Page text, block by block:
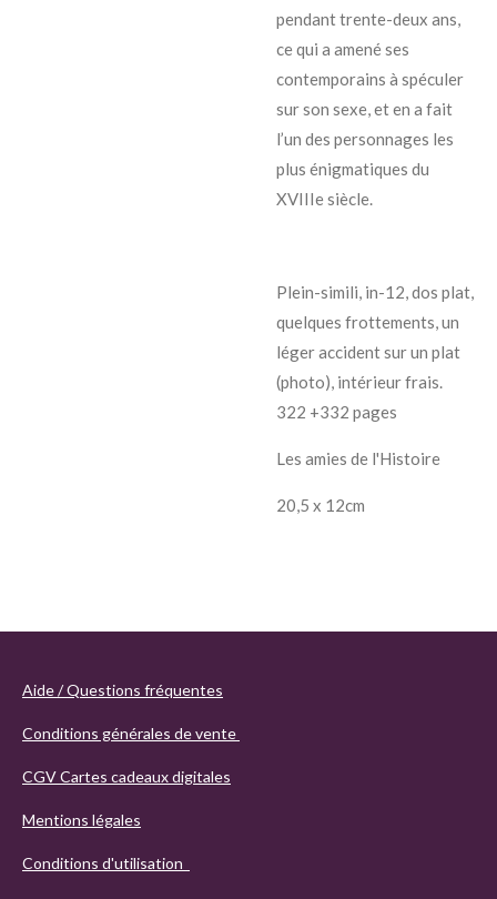
pendant trente-deux ans,
ce qui a amené ses
contemporains à spéculer
sur son sexe, et en a fait
l’un des personnages les
plus énigmatiques du
XVIIIe siècle.
Plein-simili, in-12, dos plat,
quelques frottements, un
léger accident sur un plat
(photo), intérieur frais.
322 +332 pages
Les amies de l'Histoire
20,5 x 12cm
Aide / Questions fréquentes
Conditions générales de vente
CGV Cartes cadeaux digitales
Mentions légales
Conditions d'utilisation